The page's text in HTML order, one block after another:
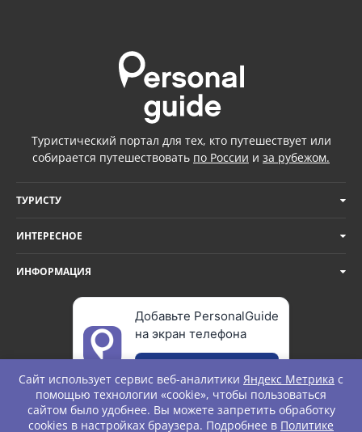
Туристический портал для тех, кто путешествует или
собирается путешествовать по России и за рубежом.
ТУРИСТУ
ИНТЕРЕСНОЕ
ИНФОРМАЦИЯ
Добавьте PersonalGuide
на экран телефона
© Personal Guide. All rights Reserved.
Сайт использует сервис веб-аналитики Яндекс Метрика с
помощью технологии «cookie», чтобы пользоваться
сайтом было удобнее. Вы можете запретить обработку
cookies в настройках браузера. Подробнее в Политике